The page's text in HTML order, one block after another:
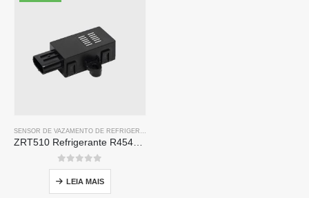
0fora de 5
LEIA MAIS